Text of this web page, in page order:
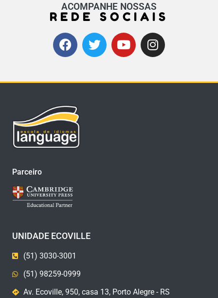
ACOMPANHE NOSSAS
REDE SOCIAIS
Parceiro
UNIDADE ECOVILLE
(51) 3030-3001
(51) 98259-0999
Av. Ecoville, 950, casa 13, Porto Alegre - RS